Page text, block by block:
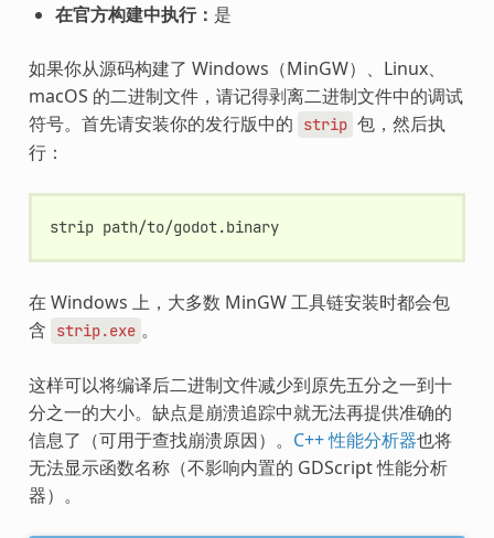
在官方构建中执行： 是
如果你从源码构建了 Windows（MinGW）、Linux、
macOS 的二进制文件，请记得剥离二进制文件中的调试
符号。首先请安装你的发行版中的
strip 包，然后执
行：
strip path/to/godot.binary
在 Windows 上，大多数 MinGW 工具链安装时都会包
含
strip.exe 。
这样可以将编译后二进制文件减少到原先五分之一到十
分之一的大小。缺点是崩溃追踪中就无法再提供准确的
信息了（可用于查找崩溃原因）。 C++ 性能分析器也将
无法显示函数名称（不影响内置的 GDScript 性能分析
器）。